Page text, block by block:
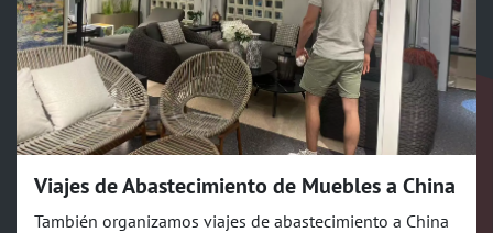
Viajes de Abastecimiento de Muebles a China
También organizamos viajes de abastecimiento a China